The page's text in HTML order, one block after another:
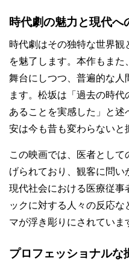
時代劇の魅力と現代へ
時代劇はその独特な世界
を魅了します。本作もま
舞台にしつつ、普遍的な人
ます。松坂は「過去の時
あることを実感した」と
安は今も昔も変わらないと
この映画では、医者とし
げられており、観客に問い
現代社会における医療従事
ックに対する人々の反応
マが浮き彫りにされていま
プロフェッショナルな